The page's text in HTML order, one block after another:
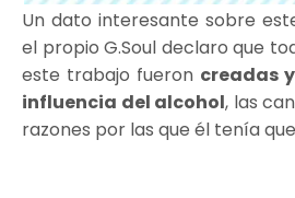
Un dato interesante sobre
el propio G.Soul declaro que
este trabajo fueron creadas
influencia del alcohol, las
razones por las que él tenía